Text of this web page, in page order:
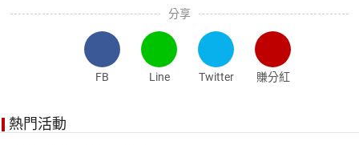
分享
FB Line Twitter 賺分紅
熱門活動